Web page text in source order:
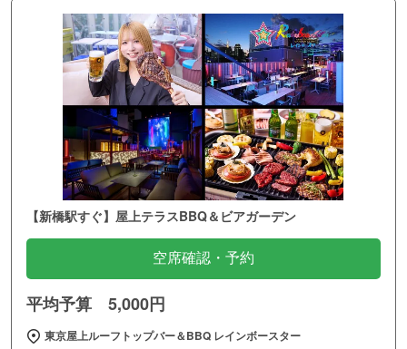
【新橋駅すぐ】屋上テラスBBQ＆ビアガーデン
空席確認・予約
平均予算 5,000円
東京屋上ルーフトップバー＆BBQ レインボースター